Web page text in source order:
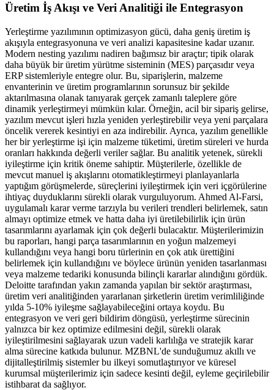
Üretim İş Akışı ve Veri Analitiği ile Entegrasyon
Yerleştirme yazılımının optimizasyon gücü, daha geniş üretim iş
akışıyla entegrasyonuna ve veri analizi kapasitesine kadar uzanır.
Modern nesting yazılımı nadiren bağımsız bir araçtır; tipik olarak
daha büyük bir üretim yürütme sisteminin (MES) parçasıdır veya
ERP sistemleriyle entegre olur. Bu, siparişlerin, malzeme
envanterinin ve üretim programlarının sorunsuz bir şekilde
aktarılmasına olanak tanıyarak gerçek zamanlı taleplere göre
dinamik yerleştirmeyi mümkün kılar. Örneğin, acil bir sipariş gelirse,
yazılım mevcut işleri hızla yeniden yerleştirebilir veya yeni parçalara
öncelik vererek kesintiyi en aza indirebilir. Ayrıca, yazılım genellikle
her bir yerleştirme işi için malzeme tüketimi, üretim süreleri ve hurda
oranları hakkında değerli veriler sağlar. Bu analitik yetenek, sürekli
iyileştirme için kritik öneme sahiptir. Müşterilerle, özellikle de
mevcut manuel iş akışlarını otomatikleştirmeyi planlayanlarla
yaptığım görüşmelerde, süreçlerini iyileştirmek için veri içgörülerine
ihtiyaç duyduklarını sürekli olarak vurguluyorum. Ahmed Al-Farsi,
uygulamalı karar verme tarzıyla bu verileri trendleri belirlemek, satın
almayı optimize etmek ve hatta daha iyi üretilebilirlik için ürün
tasarımlarını ayarlamak için çok değerli bulacaktır. Müşterilerimizin
bu raporları, hangi parça tasarımlarının en yoğun malzemeyi
kullandığını veya hangi boru türlerinin en çok atık ürettiğini
belirlemek için kullandığını ve böylece ürünün yeniden tasarlanması
veya malzeme tedariki konusunda bilinçli kararlar alındığını gördük.
Deloitte tarafından yakın zamanda yapılan bir sektör araştırması,
üretim veri analitiğinden yararlanan şirketlerin üretim verimliliğinde
yılda 5-10% iyileşme sağlayabileceğini ortaya koydu. Bu
entegrasyon ve veri geri bildirim döngüsü, yerleştirme sürecinin
yalnızca bir kez optimize edilmesini değil, sürekli olarak
iyileştirilmesini sağlayarak uzun vadeli karlılığa ve stratejik karar
alma sürecine katkıda bulunur. MZBNL'de sunduğumuz akıllı ve
dijitalleştirilmiş sistemler bu ilkeyi somutlaştırıyor ve küresel
kurumsal müşterilerimiz için sadece kesinti değil, eyleme geçirilebilir
istihbarat da sağlıyor.